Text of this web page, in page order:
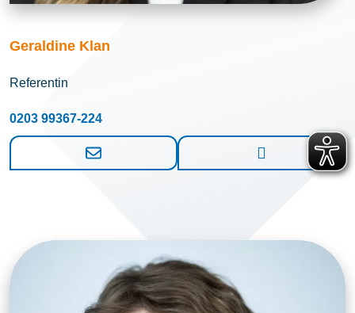
Geraldine Klan
Referentin
0203 99367-224